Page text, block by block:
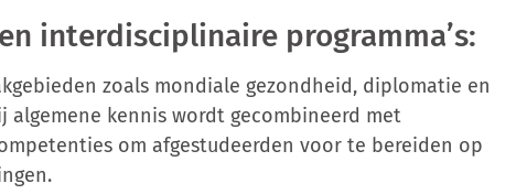
interdisciplinaire programma’s:
zoals mondiale gezondheid, diplomatie en
algemene kennis wordt gecombineerd met
om afgestudeerden voor te bereiden op